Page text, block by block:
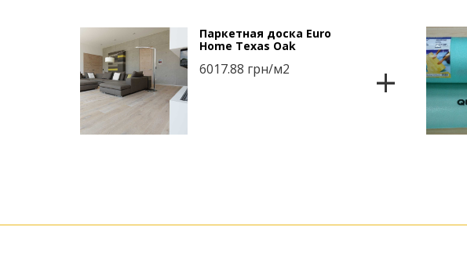
Паркетная доска Euro
Home Texas Oak
6017.88 грн/м2 +